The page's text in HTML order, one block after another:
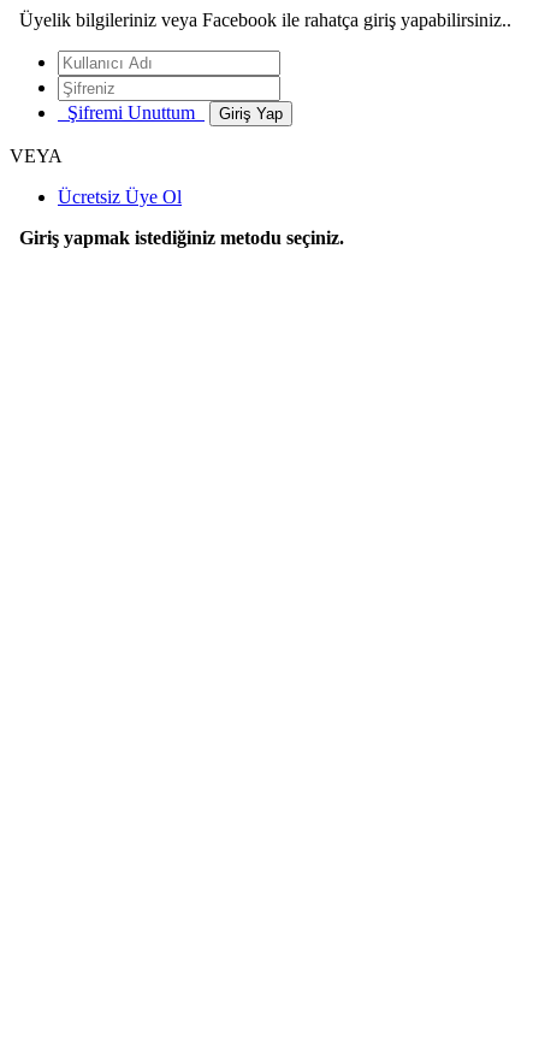
Üyelik bilgileriniz veya Facebook ile rahatça giriş yapabilirsiniz..
Şifremi Unuttum
VEYA
Ücretsiz Üye Ol
Giriş yapmak istediğiniz metodu seçiniz.